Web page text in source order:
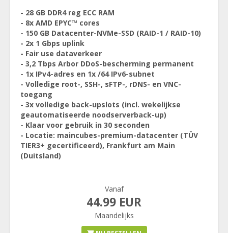
- 28 GB DDR4 reg ECC RAM
- 8x AMD EPYC™ cores
- 150 GB Datacenter-NVMe-SSD (RAID-1 / RAID-10)
- 2x 1 Gbps uplink
- Fair use dataverkeer
- 3,2 Tbps Arbor DDoS-bescherming permanent
- 1x IPv4-adres en 1x /64 IPv6-subnet
- Volledige root-, SSH-, sFTP-, rDNS- en VNC-
toegang
- 3x volledige back-upslots (incl. wekelijkse
geautomatiseerde noodserverback-up)
- Klaar voor gebruik in 30 seconden
- Locatie: maincubes-premium-datacenter (TÜV
TIER3+ gecertificeerd), Frankfurt am Main
(Duitsland)
Vanaf
44.99 EUR
Maandelijks